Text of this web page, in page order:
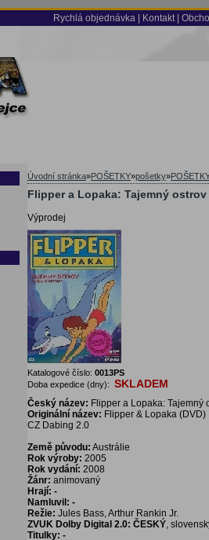
Rychlá objednávka Kontakt
Úvodní stránka»POŠETKY»pošetky»
Flipper a Lopaka: Tajemný ostrov
Výprodej
Katalogové číslo: 0013PS
Doba expedice (dny): SKLADEM
Český název: Flipper a Lopaka: Tajemný
Originální název: Flipper & Lopaka (DVD)
CZ Dabing 2.0
Země původu: Austrálie
Rok výroby: 2005
Rok vydání: 2008
Žánr: animovaný
Hrají: -
Namluvil: -
Režie: Jules Bass, Arthur Rankin Jr.
ZVUK Dolby Digital 2.0: ČESKÝ,
Titulky: -